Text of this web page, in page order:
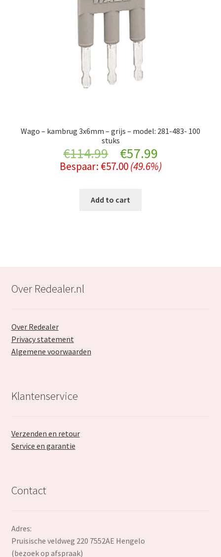
Wago – kambrug 3x6mm – grijs – model: 281-483- 100
stuks
€114.99
Original
price
was:
€57.99Current
price
Bespaar: €57.00 (49.6%)
Add to cart
Over Redealer.nl
Over Redealer
Privacy statement
Algemene voorwaarden
Klantenservice
Verzenden en retour
Service en garantie
Contact
Adres:
Pruisische veldweg 220 7552AE Hengelo
(bezoek op afspraak)